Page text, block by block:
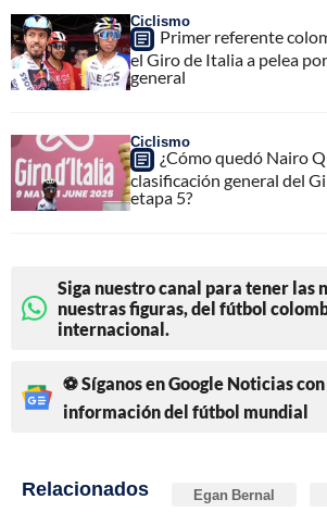
Ciclismo
Primer referente
el Giro de Italia a pelea
general
Ciclismo
¿Cómo quedó Nairo
clasificación general del
etapa 5?
Siga nuestro canal para tener las
nuestras figuras, del fútbol
internacional.
⚽ Síganos en Google Noticias
información del fútbol mundial
Relacionados Egan Bernal